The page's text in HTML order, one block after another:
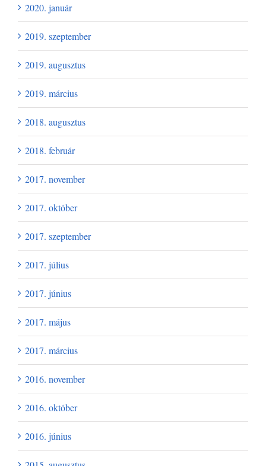
2020. január
2019. szeptember
2019. augusztus
2019. március
2018. augusztus
2018. február
2017. november
2017. október
2017. szeptember
2017. július
2017. június
2017. május
2017. március
2016. november
2016. október
2016. június